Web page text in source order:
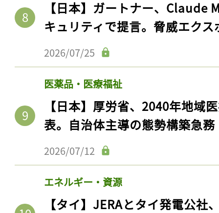
【日本】ガートナー、Claude
キュリティで提言。脅威エク
2026/07/25
医薬品・医療福祉
【日本】厚労省、2040年地域
表。自治体主導の態勢構築急務
2026/07/12
エネルギー・資源
【タイ】JERAとタイ発電公社